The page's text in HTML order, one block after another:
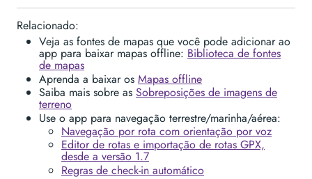
Relacionado:
Veja as fontes de mapas que você pode adicionar ao
app para baixar mapas offline: Biblioteca de fontes
de mapas
Aprenda a baixar os Mapas offline
Saiba mais sobre as Sobreposições de imagens de
terreno
Use o app para navegação terrestre/marinha/aérea:
Navegação por rota com orientação por voz
Editor de rotas e importação de rotas GPX,
desde a versão 1.7
Regras de check-in automático